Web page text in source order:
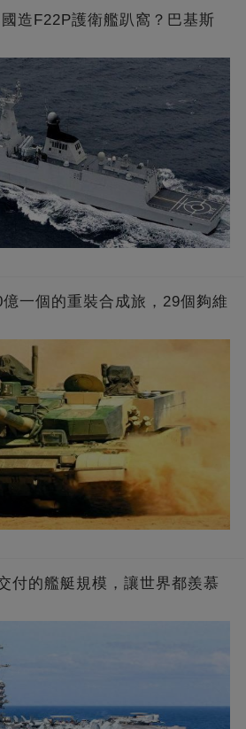
造F22P護衛艦趴窩？巴基斯
一個的重裝合成旅，29個夠維
付的艦艇規模，讓世界都羨慕